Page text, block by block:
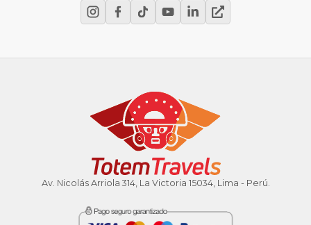
Av. Nicolás Arriola 314, La Victoria 15034, Lima - Perú.